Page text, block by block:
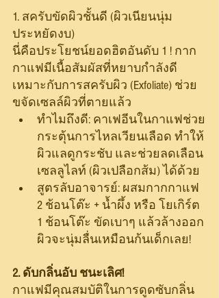
1. สครับขัดผิวชั้นดี (ผิวเนียนนุ่ม
ประหยัดงบ)
นี่คือประโยชน์ยอดฮิตอันดับ 1 ! กาก
กาแฟมีเนื้อสัมผัสที่หยาบกำลังดี
เหมาะกับการสครับผิว (Exfoliate) ช่วย
ขจัดเซลล์ผิวที่ตายแล้ว
ทำไมถึงดี: คาเฟอีนในกาแฟช่วย
กระตุ้นการไหลเวียนเลือด ทำให้
ผิวแลดูกระชับ และช่วยลดเลือน
เซลลูไลท์ (ผิวเปลือกส้ม) ได้ด้วย
สูตรลับอาจารย์: ผสมกากกาแฟ
2 ช้อนโต๊ะ + น้ำผึ้ง หรือ โยเกิร์ต
1 ช้อนโต๊ะ ขัดเบาๆ แล้วล้างออก
ผิวจะนุ่มลื่นเหมือนก้นเด็กเลย!
2. ดับกลิ่นอับ ชนะเลิศ!
กาแฟมีคุณสมบัติในการดูดซับกลิ่น